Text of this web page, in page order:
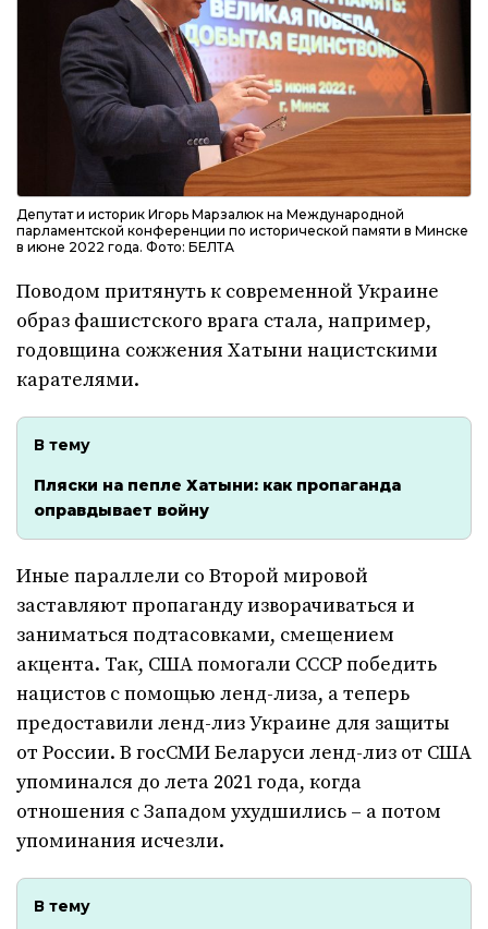
Депутат и историк Игорь Марзалюк на Международной
парламентской конференции по исторической памяти в Минске
в июне 2022 года. Фото: БЕЛТА
Поводом притянуть к современной Украине
образ фашистского врага стала, например,
годовщина сожжения Хатыни нацистскими
карателями.
В тему
Пляски на пепле Хатыни: как пропаганда
оправдывает войну
Иные параллели со Второй мировой
заставляют пропаганду изворачиваться и
заниматься подтасовками, смещением
акцента. Так, США помогали СССР победить
нацистов с помощью ленд-лиза, а теперь
предоставили ленд-лиз Украине для защиты
от России. В госСМИ Беларуси ленд-лиз от США
упоминался до лета 2021 года, когда
отношения с Западом ухудшились – а потом
упоминания исчезли.
В тему